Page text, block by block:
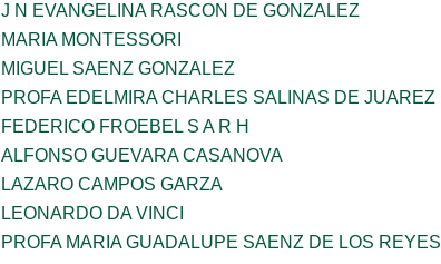
J N EVANGELINA RASCON DE GONZALEZ
MARIA MONTESSORI
MIGUEL SAENZ GONZALEZ
PROFA EDELMIRA CHARLES SALINAS DE JUAREZ
FEDERICO FROEBEL S A R H
ALFONSO GUEVARA CASANOVA
LAZARO CAMPOS GARZA
LEONARDO DA VINCI
PROFA MARIA GUADALUPE SAENZ DE LOS REYES